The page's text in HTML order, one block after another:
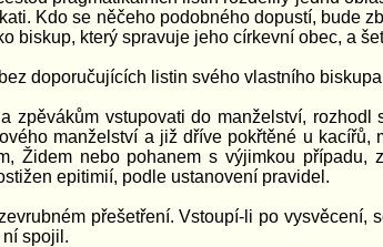
Kdo se něčeho podobného dopustí, bude
který spravuje jeho církevní obec, a
doporučujících listin svého vlastního
vstupovati do manželství,
manželství a již dříve pokřtěné u
Židem nebo pohanem s výjimkou
epitimií, podle ustanovení pravidel.
přešetření. Vstoupí-li po
spojil.